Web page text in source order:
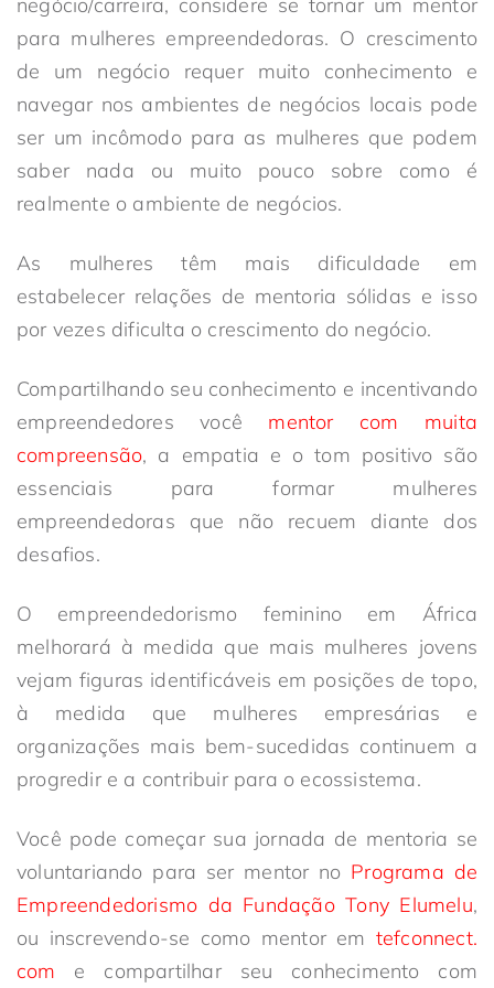
para mulheres empreendedoras. O crescimento
de um negócio requer muito conhecimento e
navegar nos ambientes de negócios locais pode
ser um incômodo para as mulheres que podem
saber nada ou muito pouco sobre como é
realmente o ambiente de negócios.
As mulheres têm mais dificuldade em
estabelecer relações de mentoria sólidas e isso
por vezes dificulta o crescimento do negócio.
Compartilhando seu conhecimento e incentivando
empreendedores você mentor com muita
compreensão, a empatia e o tom positivo são
essenciais para formar mulheres
empreendedoras que não recuem diante dos
desafios.
O empreendedorismo feminino em África
melhorará à medida que mais mulheres jovens
vejam figuras identificáveis em posições de topo,
à medida que mulheres empresárias e
organizações mais bem-sucedidas continuem a
progredir e a contribuir para o ecossistema.
Você pode começar sua jornada de mentoria se
voluntariando para ser mentor no Programa de
Empreendedorismo da Fundação Tony Elumelu,
ou inscrevendo-se como mentor em tefconnect.
com e compartilhar seu conhecimento com